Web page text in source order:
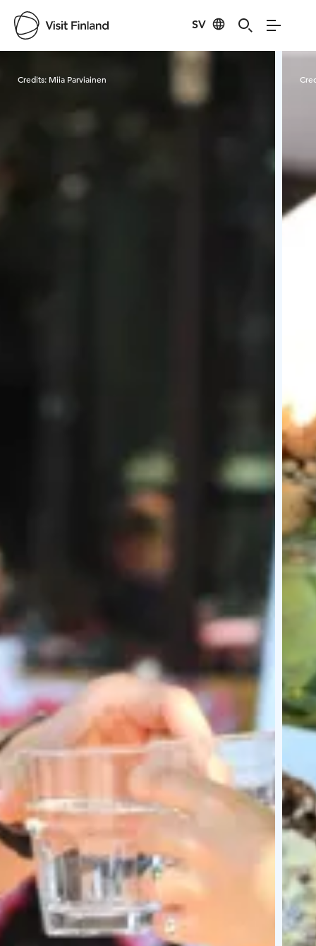
SV
Visit Finland
Credits: Miia Parviainen